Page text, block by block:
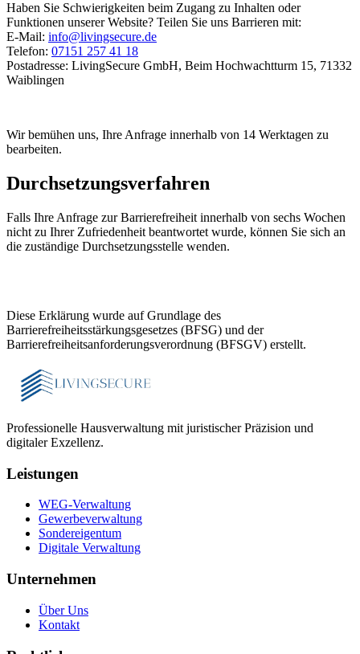
Haben Sie Schwierigkeiten beim Zugang zu Inhalten oder
Funktionen unserer Website? Teilen Sie uns Barrieren mit:
E-Mail: info@livingsecure.de
Telefon: 07151 257 41 18
Postadresse: LivingSecure GmbH, Beim Hochwachtturm 15, 71332
Waiblingen
Wir bemühen uns, Ihre Anfrage innerhalb von 14 Werktagen zu
bearbeiten.
Durchsetzungsverfahren
Falls Ihre Anfrage zur Barrierefreiheit innerhalb von sechs Wochen
nicht zu Ihrer Zufriedenheit beantwortet wurde, können Sie sich an
die zuständige Durchsetzungsstelle wenden.
Diese Erklärung wurde auf Grundlage des
Barrierefreiheitsstärkungsgesetzes (BFSG) und der
Barrierefreiheitsanforderungsverordnung (BFSGV) erstellt.
Professionelle Hausverwaltung mit juristischer Präzision und
digitaler Exzellenz.
Leistungen
WEG-Verwaltung
Gewerbeverwaltung
Sondereigentum
Digitale Verwaltung
Unternehmen
Über Uns
Kontakt